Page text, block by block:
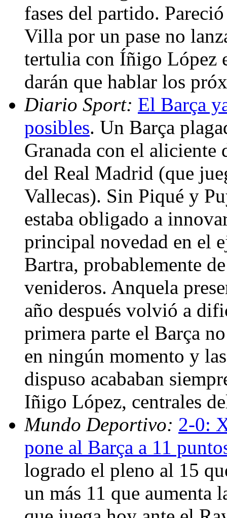
fases del partido.
Villa por un pase no
tertulia con Íñigo López
darán que hablar los
Diario Sport: El Barça
posibles. Un Barça
Granada con el aliciente
del Real Madrid (que
Vallecas). Sin Piqué y
estaba obligado a
principal novedad en el
Bartra, probablemente
venideros. Anquela
año después volvió a
primera parte el Barça
en ningún momento y
dispuso acababan
Iñigo López, centrales
Mundo Deportivo: 2-0:
pone al Barça a 11
logrado el pleno al 15
un más 11 que aumenta